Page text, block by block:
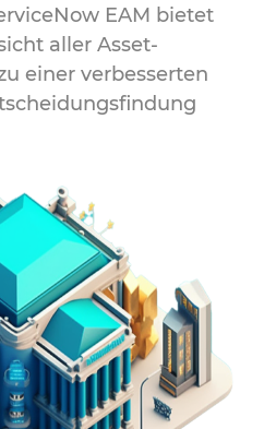
EAM bietet
aller Asset-
einer verbesserten